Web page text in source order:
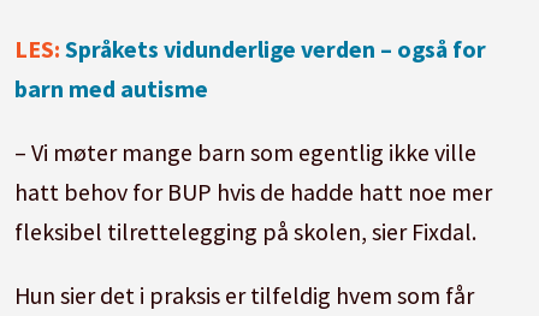
LES:Språkets vidunderlige verden – også for
barn med autisme
– Vi møter mange barn som egentlig ikke ville
hatt behov for BUP hvis de hadde hatt noe mer
fleksibel tilrettelegging på skolen, sier Fixdal.
Hun sier det i praksis er tilfeldig hvem som får